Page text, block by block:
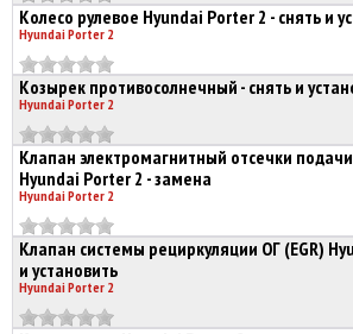
Колесо рулевое Hyundai Porter 2 - снять и
Hyundai Porter 2
Козырек противосолнечный - снять и
Hyundai Porter 2
Клапан электромагнитный отсечки
Hyundai Porter 2 - замена
Hyundai Porter 2
Клапан системы рециркуляции ОГ (EGR)
и установить
Hyundai Porter 2